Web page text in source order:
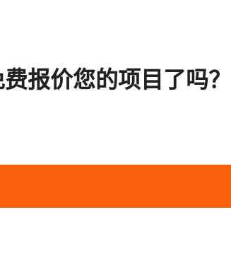
报价您的项目了吗？